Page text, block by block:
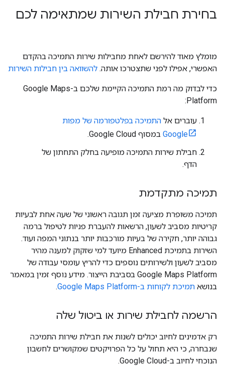
בחירת חבילת השירות שמתאימה לכם
מומלץ מאוד להירשם לאחת מחבילות שירות התמיכה בהקדם
האפשרי, אפילו לפני שתצטרכו אותה. להשוואה בין חבילות השירות
כדי לבדוק מה רמת התמיכה הקיימת שלכם ב-Google Maps
Platform:
עוברים אל התמיכה בפלטפורמה של מפות
Google במסוף Google Cloud.
חבילת שירות התמיכה מופיעה בחלק התחתון של
הדף.
תמיכה מתקדמת
תמיכה משופרת מציעה זמן תגובה ראשוני של שעה אחת לבעיות
קריטיות מסביב לשעון, הרשאות להעברת פניות לטיפול ברמה
גבוהה יותר, חקירה של בעיות מורכבות יותר בנתוני המפה ועוד.
השירות בתמיכת Enhanced מיועד למי שזקוק למענה מהיר
מסביב לשעון ולשירותים נוספים כדי להריץ עומסי עבודה של
Google Maps Platform בסביבת הייצור. מידע נוסף זמין במאמר
בנושא תמיכת לקוחות ב-Google Maps Platform .
הרשמה לחבילת שירות או ביטול שלה
רק אדמינים לחיוב יכולים לשנות את חבילת שירות התמיכה
שנבחרה, כי היא תחול על כל הפרויקטים שמקושרים לחשבון
הנוכחי לחיוב ב-Google Cloud.